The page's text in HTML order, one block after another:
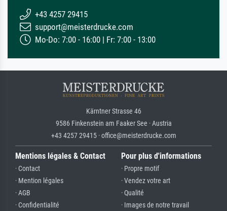
+43 4257 29415
support@meisterdrucke.com
Mo-Do: 7:00 - 16:00 | Fr: 7:00 - 13:00
Kärntner Strasse 46
9586 Finkenstein am Faaker See · Austria
+43 4257 29415 · office@meisterdrucke.com
Mentions légales & Contact
· Contact
· Mention légales
· AGB
· Confidentialité
Pour plus d'informations
· Propre motif
· Vendez votre art
· Qualité
· Images de notre travail